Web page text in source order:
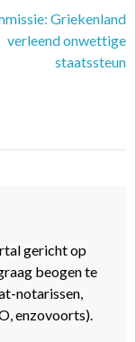
Griekenland
verleend onwettige
staatssteun
gericht op
beogen te
notarissen,
enzovoorts).